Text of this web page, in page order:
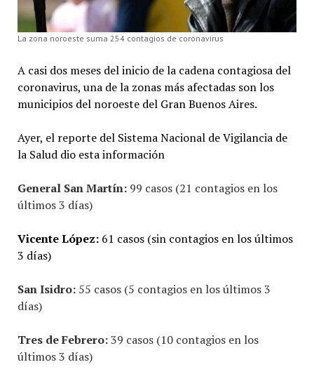
La zona noroeste suma 254 contagios de coronavirus
A casi dos meses del inicio de la cadena contagiosa del
coronavirus, una de la zonas más afectadas son los
municipios del noroeste del Gran Buenos Aires.
Ayer, el reporte del Sistema Nacional de Vigilancia de
la Salud dio esta información
General San Martín: 99 casos (21 contagios en los
últimos 3 días)
Vicente López: 61 casos (sin contagios en los últimos
3 días)
San Isidro: 55 casos (5 contagios en los últimos 3
días)
Tres de Febrero:39 casos (10 contagios en los
últimos 3 días)